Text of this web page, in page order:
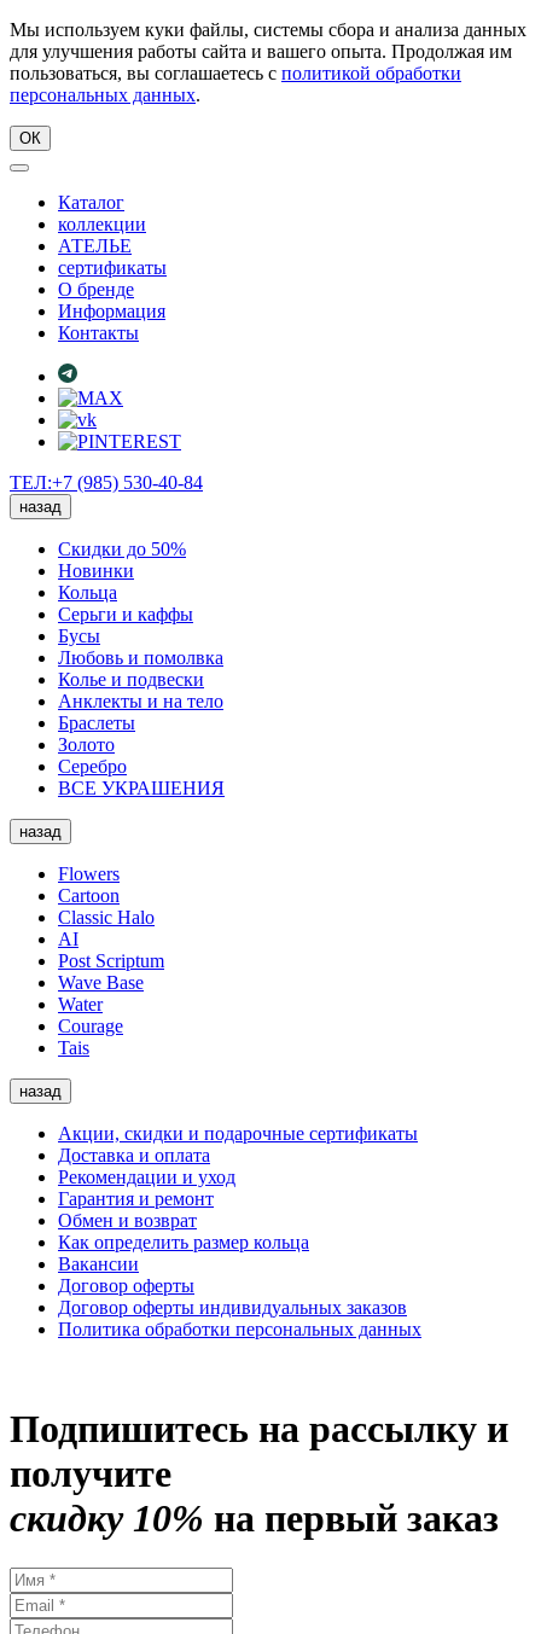
Мы используем куки файлы, системы сбора и анализа данных
для улучшения работы сайта и вашего опыта. Продолжая им
пользоваться, вы соглашаетесь с политикой обработки
персональных данных.
ОК
Каталог
коллекции
АТЕЛЬЕ
сертификаты
О бренде
Информация
Контакты
ТЕЛ:+7 (985) 530-40-84
назад
Скидки до 50%
Новинки
Кольца
Серьги и каффы
Бусы
Любовь и помолвка
Колье и подвески
Анклекты и на тело
Браслеты
Золото
Серебро
ВСЕ УКРАШЕНИЯ
назад
Flowers
Cartoon
Classic Halo
AI
Post Scriptum
Wave Base
Water
Courage
Tais
назад
Акции, скидки и подарочные сертификаты
Доставка и оплата
Рекомендации и уход
Гарантия и ремонт
Обмен и возврат
Как определить размер кольца
Вакансии
Договор оферты
Договор оферты индивидуальных заказов
Политика обработки персональных данных
Подпишитесь на рассылку и
получите
скидку 10% на первый заказ